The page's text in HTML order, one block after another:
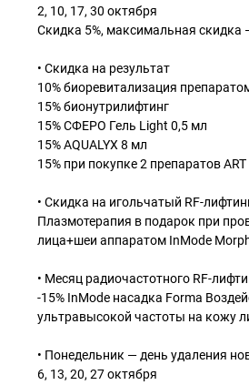
2, 10, 17, 30 октября
Скидка 5%, максимальная скидка
• Скидка на результат
10% биоревитализация
15% бионутрилифтинг
15% СФЕРО Гель Light 0,5 мл
15% AQUALYX 8 мл
15% при покупке 2 препаратов
• Скидка на игольчатый RF-
Плазмотерапия в подарок при
лица+шеи аппаратом InMode
• Месяц радиочастотного RF-
-15% InMode насадка Forma
ультравысокой частоты на кожу
• Понедельник — день удаления
6, 13, 20, 27 октября